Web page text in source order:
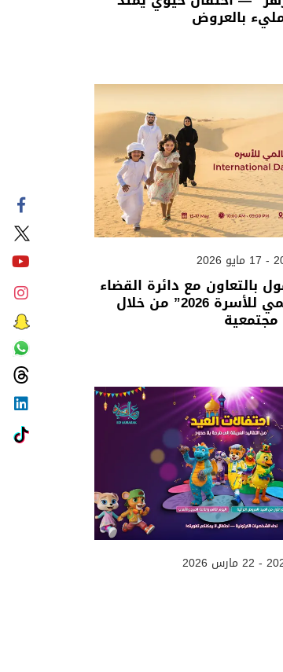
بالعروض
بالتعاون مع دائرة القضاء
بـ “اليوم العالمي للأسرة 2026” من خلال